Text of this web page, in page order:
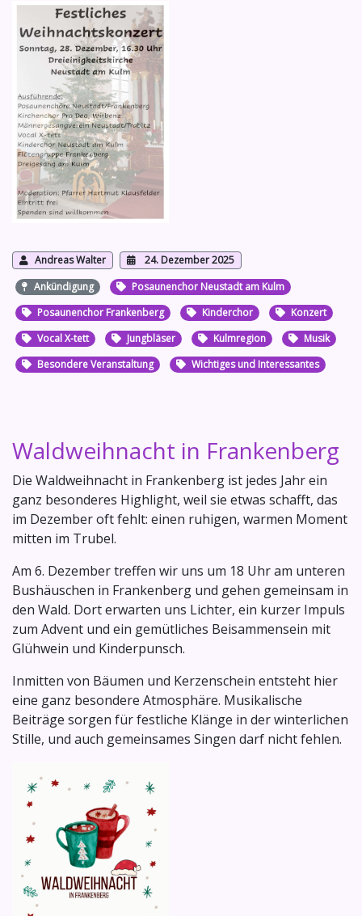
Andreas Walter
24. Dezember 2025
Ankündigung
Posaunenchor Neustadt am Kulm
Posaunenchor Frankenberg
Kinderchor
Konzert
Vocal X-tett
Jungbläser Kulmregion
Musik
Besondere Veranstaltung
Wichtiges und Interessantes
Waldweihnacht in Frankenberg
Die Waldweihnacht in Frankenberg ist jedes Jahr ein
ganz besonderes Highlight, weil sie etwas schafft, das
im Dezember oft fehlt: einen ruhigen, warmen Moment
mitten im Trubel.
Am 6. Dezember treffen wir uns um 18 Uhr am unteren
Bushäuschen in Frankenberg und gehen gemeinsam in
den Wald. Dort erwarten uns Lichter, ein kurzer Impuls
zum Advent und ein gemütliches Beisammensein mit
Glühwein und Kinderpunsch.
Inmitten von Bäumen und Kerzenschein entsteht hier
eine ganz besondere Atmosphäre. Musikalische
Beiträge sorgen für festliche Klänge in der winterlichen
Stille, und auch gemeinsames Singen darf nicht fehlen.